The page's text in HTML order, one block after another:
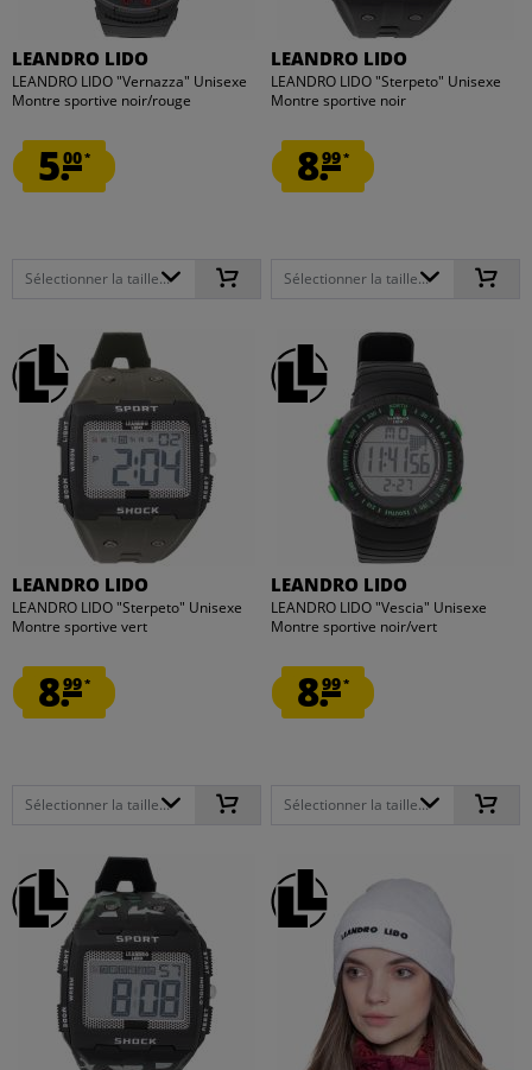
LEANDRO LIDO
LEANDRO LIDO "Vernazza" Unisexe
Montre sportive noir/rouge
5.00*
Sélectionner la taille...
LEANDRO LIDO
LEANDRO LIDO "Sterpeto" Unisexe
Montre sportive noir
8.99*
Sélectionner la taille...
LEANDRO LIDO
LEANDRO LIDO "Sterpeto" Unisexe
Montre sportive vert
8.99*
Sélectionner la taille...
LEANDRO LIDO
LEANDRO LIDO "Vescia" Unisexe
Montre sportive noir/vert
8.99*
Sélectionner la taille...